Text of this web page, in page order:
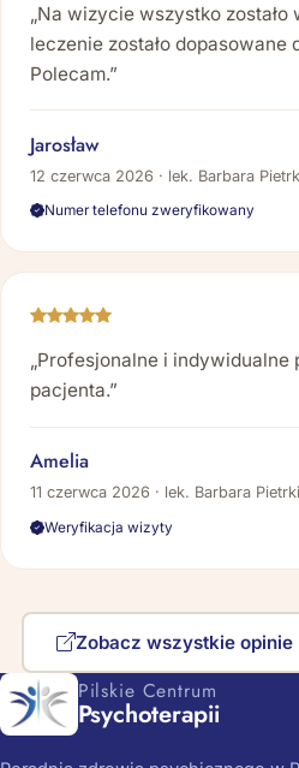
„Na wizycie wszystko zostało
leczenie zostało dopasowane
Polecam.”
Jarosław
12 czerwca 2026 · lek. Barbara
Numer telefonu zweryfikowany
„Profesjonalne i indywidualne
pacjenta.”
Amelia
11 czerwca 2026 · lek. Barbara
Weryfikacja wizyty
Zobacz wszystkie opinie
Pilskie Centrum
Psychoterapii